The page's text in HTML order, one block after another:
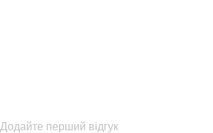
Додайте перший відгук